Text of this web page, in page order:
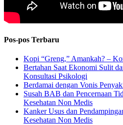
Pos-pos Terbaru
Kopi “Greng,” Amankah? –
Bertahan Saat Ekonomi Sulit
Konsultasi Psikologi
Berdamai dengan Vonis
Susah BAB dan Pencernaan
Kesehatan Non Medis
Kanker Usus dan
Kesehatan Non Medis